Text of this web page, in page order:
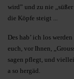
wird” und zu nie
die Köpfe steigt ...
Des hab’ ich los
euch, vor Ihnen,
sagen pflegt, und
a so hergäd.